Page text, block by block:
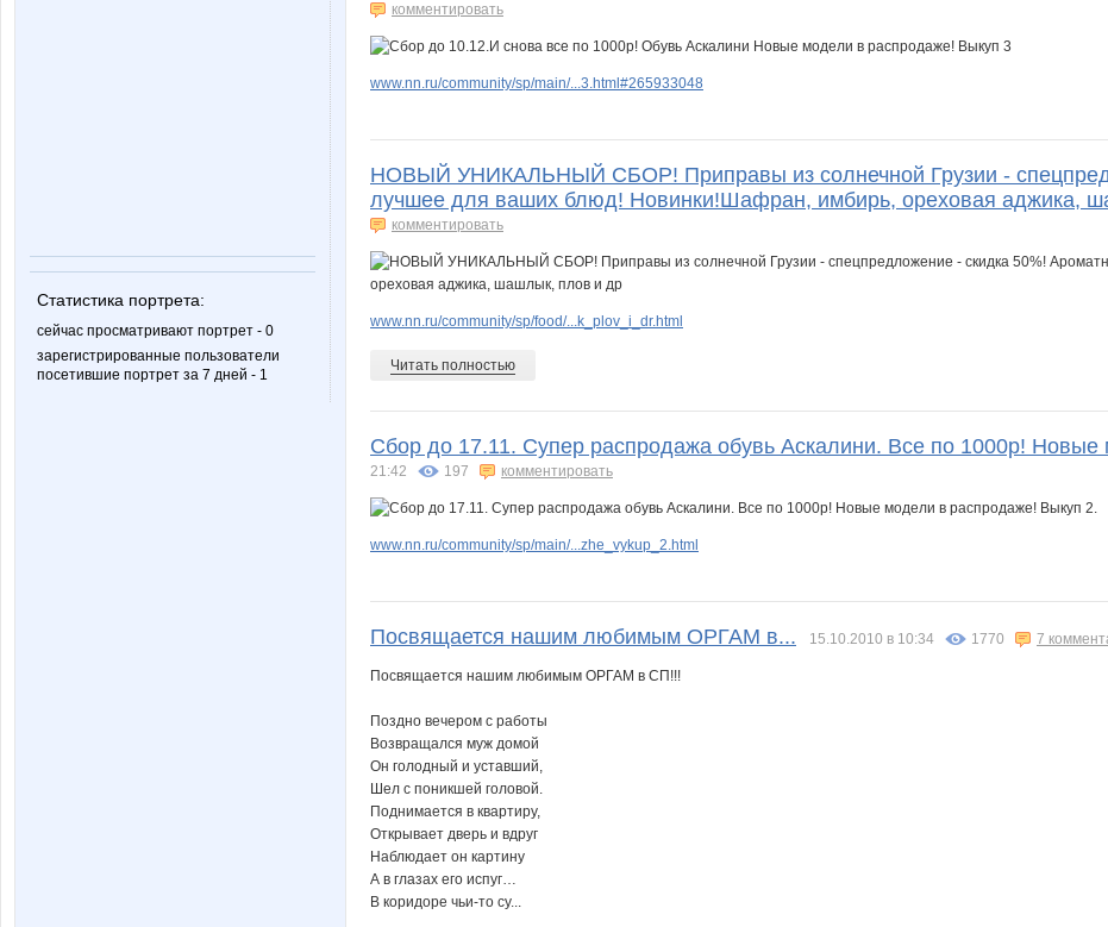
Статистика портрета:
сейчас просматривают портрет - 0
зарегистрированные пользователи
посетившие портрет за 7 дней - 1
комментировать
www.nn.ru/community/sp/main/...3.html#265933048
НОВЫЙ УНИКАЛЬНЫЙ СБОР! Приправы из солнечной Грузии -
лучшее для ваших блюд! Новинки!Шафран, имбирь, ореховая аджика,
комментировать
www.nn.ru/community/sp/food/...k_plov_i_dr.html
Читать полностью
Сбор до 17.11. Супер распродажа обувь Аскалини. Все по 1000р!
21:42
197 комментировать
www.nn.ru/community/sp/main/...zhe_vykup_2.html
Посвящается нашим любимым ОРГАМ в... 15.10.2010 в 10:34 1770 7
Посвящается нашим любимым ОРГАМ в СП!!!
Поздно вечером с работы
Возвращался муж домой
Он голодный и уставший,
Шел с поникшей головой.
Поднимается в квартиру,
Открывает дверь и вдруг
Наблюдает он картину
А в глазах его испуг…
В коридоре чьи-то су...